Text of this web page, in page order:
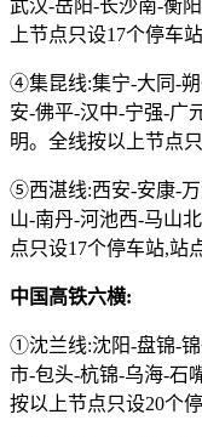
武汉-岳阳-长沙南-衡
上节点只设17个停车
④集昆线:集宁-大同-
安-佛平-汉中-宁强-广
明。全线按以上节点
⑤西湛线:西安-安康-
山-南丹-河池西-马山
点只设17个停车站,站
中国高铁六横:
①沈兰线:沈阳-盘锦-
市-包头-杭锦-乌海-石
按以上节点只设20个